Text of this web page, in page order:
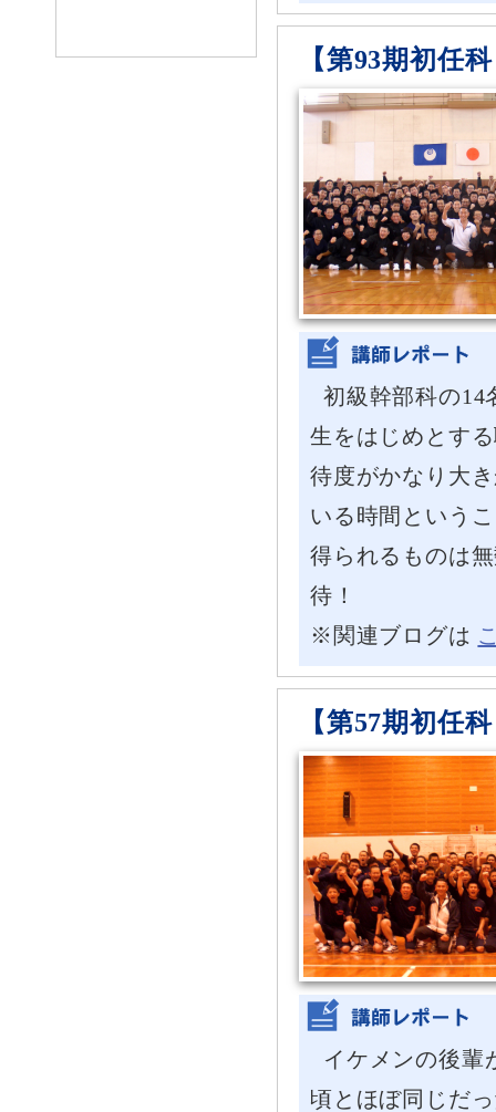
【第93期初任
初級幹部科の14
生をはじめとす
待度がかなり大
いる時間という
得られるものは
待！
※関連ブログは
【第57期初任
イケメンの後輩
頃とほぼ同じだ